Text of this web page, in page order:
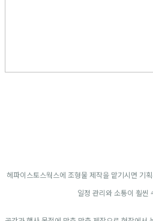
헤파이스토스웍스에 조형물 제작을 맡기시면 기
일정 관리와 소통이 훨씬